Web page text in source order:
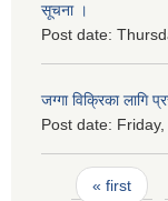
सूचना ।
Post date:
जग्गा विक्रिका लागि
Post date:
Pages
« first